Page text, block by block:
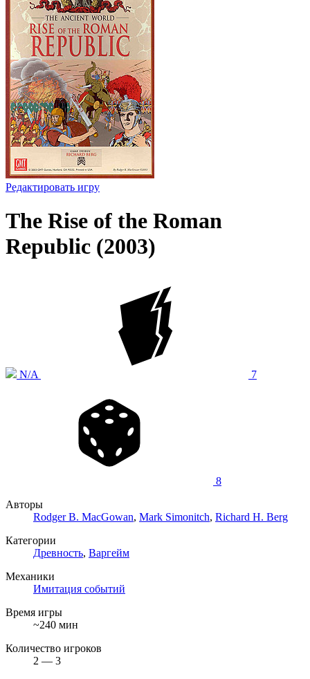
Редактировать игру
The Rise of the Roman
Republic (2003)
N/A 7
8
Авторы
Rodger B. MacGowan, Mark Simonitch, Richard H. Berg
Категории
Древность, Варгейм
Механики
Имитация событий
Время игры
~240 мин
Количество игроков
2 — 3